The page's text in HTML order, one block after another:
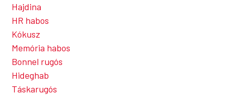
Hajdina
HR habos
Kókusz
Memória habos
Bonnel rugós
Hideghab
Táskarugós